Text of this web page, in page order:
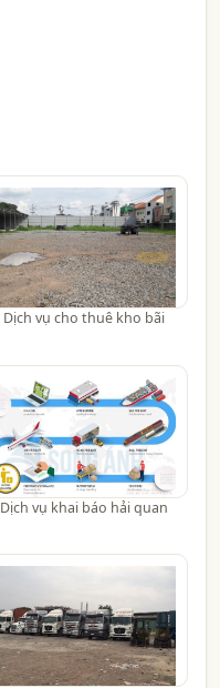
Dịch vụ cho thuê kho bãi
Dịch vụ khai báo hải quan